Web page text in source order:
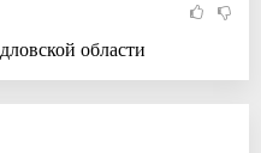
области